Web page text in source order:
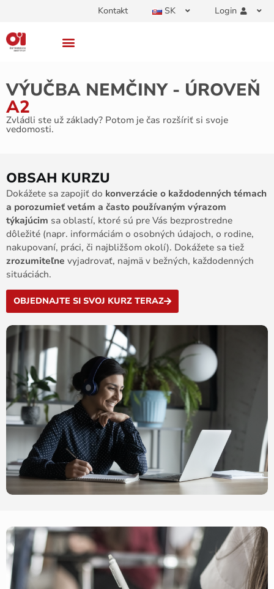
Kontakt SK Login
VÝUČBA NEMČINY - ÚROVEŇ
A2
Zvládli ste už základy? Potom je čas rozšíriť si svoje
vedomosti.
OBSAH KURZU
Dokážete sa zapojiť do konverzácie o každodenných témach
a porozumieť vetám a často používaným výrazom
týkajúcim sa oblastí, ktoré sú pre Vás bezprostredne
dôležité (napr. informáciám o osobných údajoch, o rodine,
nakupovaní, práci, či najbližšom okolí). Dokážete sa tiež
zrozumiteľne vyjadrovať, najmä v bežných, každodenných
situáciách.
OBJEDNAJTE SI SVOJ KURZ TERAZ